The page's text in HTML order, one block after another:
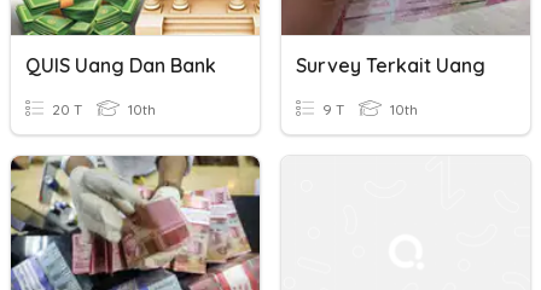
QUIS Uang Dan Bank
20 T 10th
Survey Terkait Uang
9 T 10th